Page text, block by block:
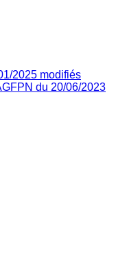
2025 modifiés
du 20/06/2023